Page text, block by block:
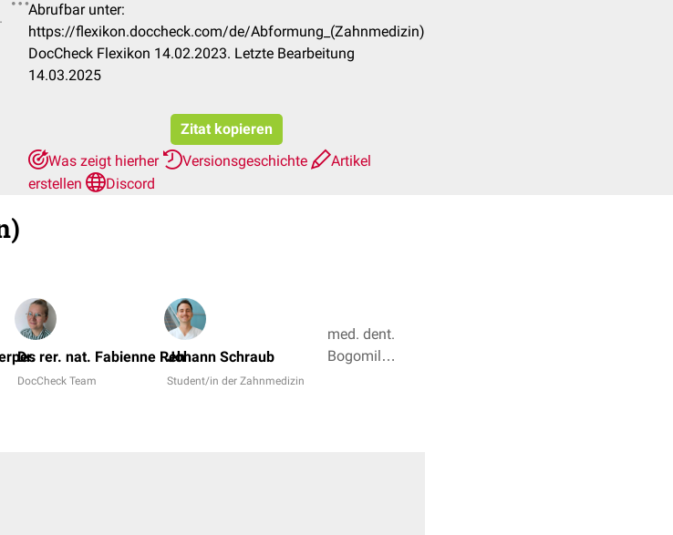
Abrufbar unter:
https://flexikon.doccheck.com/de/Abformung_(Zahnmedizin)
DocCheck Flexikon 14.02.2023. Letzte Bearbeitung
14.03.2025
Zitat kopieren
Was zeigt hierher
Versionsgeschichte
Artikel
erstellen
Discord
Dr. rer. nat. Fabienne Reh
DocCheck Team
Johann Schraub
Student/in der Zahnmedizin
med. dent.
Bogomil